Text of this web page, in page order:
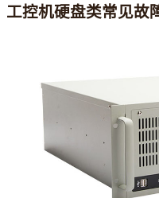
工控机硬盘类常见故